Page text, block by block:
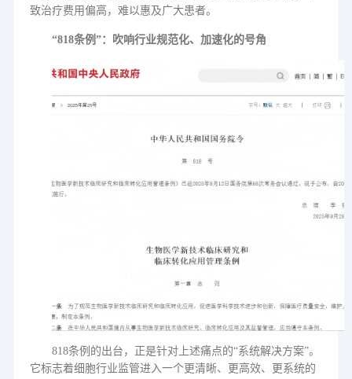
致治疗费用偏高，难以惠及广大患者。
“818条例 ”：吹响行业规范化、加速化的号角
818条例的出台，正是针对上述痛点的“系统解决方案”。
它标志着细胞行业监管进入一个更清晰、更高效、更系统的